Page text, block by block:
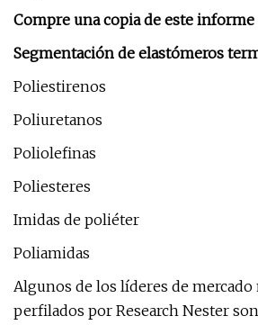
Compre una copia de este informe
Segmentación de elastómeros
Poliestirenos
Poliuretanos
Poliolefinas
Poliesteres
Imidas de poliéter
Poliamidas
Algunos de los líderes de
perfilados por Research Nester